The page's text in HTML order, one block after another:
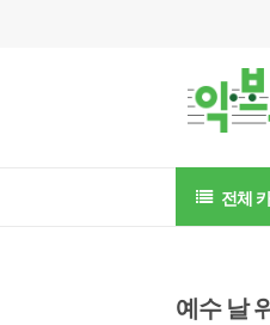
전체
예수 날